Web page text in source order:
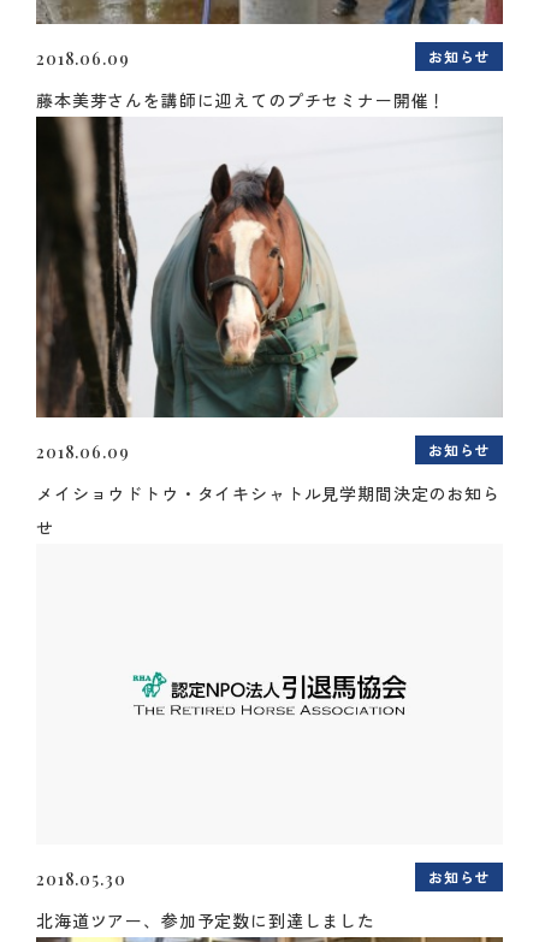
2018.06.09 お知らせ
藤本美芽さんを講師に迎えてのプチセミナー開催！
2018.06.09 お知らせ
メイショウドトウ・タイキシャトル見学期間決定のお知ら
せ
2018.05.30 お知らせ
北海道ツアー、参加予定数に到達しました